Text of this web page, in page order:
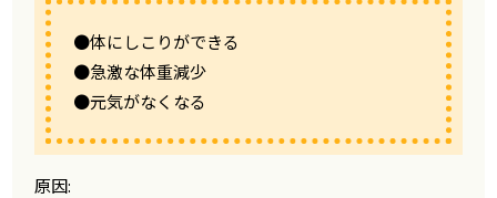
●体にしこりができる
●急激な体重減少
●元気がなくなる
原因: